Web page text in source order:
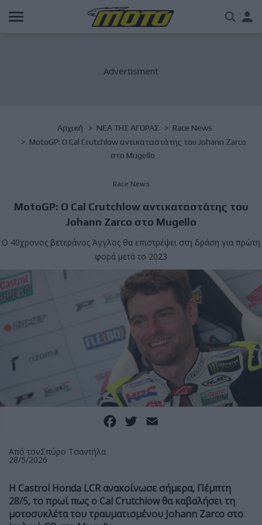
Παράκαμψη
προς
Breadcrumb
Αρχική NΕΑ ΤΗΣ ΑΓΟΡΑΣ
Race News
MotoGP: O Cal Crutchlow αντικαταστάτης του Johann Zarco
στο Mugello
Race News
MotoGP: O Cal Crutchlow αντικαταστάτης του
Johann Zarco στο Mugello
Ο 40χρονος βετεράνος Άγγλος θα επιστρέψει στη δράση για πρώτη
φορά μετά το 2023
Facebook
Twitter
Από τονΣπύρο Τσαντήλα
28/5/2026
H Castrol Honda LCR ανακοίνωσε σήμερα, Πέμπτη
28/5, το πρωί πως ο Cal Crutchlow θα καβαλήσει τη
μοτοσυκλέτα του τραυματισμένου Johann Zarco στο